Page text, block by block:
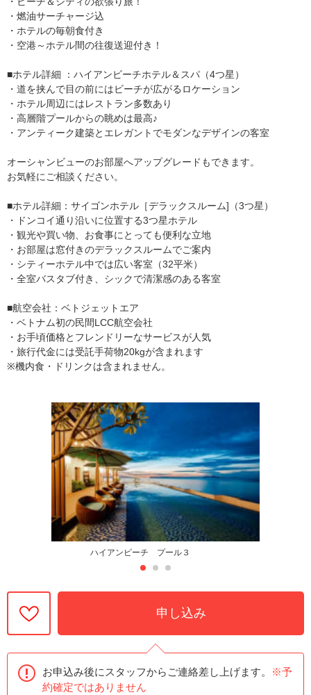
・燃油サーチャージ込
・ホテルの毎朝食付き
・空港～ホテル間の往復送迎付き！
■ホテル詳細 ：ハイアンビーチホテル＆スパ（4つ星）
・道を挟んで目の前にはビーチが広がるロケーション
・ホテル周辺にはレストラン多数あり
・高層階プールからの眺めは最高♪
・アンティーク建築とエレガントでモダンなデザインの客室
オーシャンビューのお部屋へアップグレードもできます。
お気軽にご相談ください。
■ホテル詳細：サイゴンホテル［デラックスルーム]（3つ星）
・ドンコイ通り沿いに位置する3つ星ホテル
・観光や買い物、お食事にとっても便利な立地
・お部屋は窓付きのデラックスルームでご案内
・シティーホテル中では広い客室（32平米）
・全室バスタブ付き、シックで清潔感のある客室
■航空会社：ベトジェットエア
・ベトナム初の民間LCC航空会社
・お手頃価格とフレンドリーなサービスが人気
・旅行代金には受託手荷物20kgが含まれます
※機内食・ドリンクは含まれません。
ハイアンビーチ プール３
申し込み
お申込み後にスタッフからご連絡差し上げます。
※予
約確定ではありません